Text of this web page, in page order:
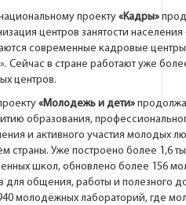
проекту «Кадры»
центров занятости
современные кадровые центры
Сейчас в стране работают уже
центров.
«Молодежь и дети»
образования,
и активного участия молодых
страны. Уже построено более 1,6
школ, обновлено более 156
для общения, работы и полезного
молодёжных лабораторий, где